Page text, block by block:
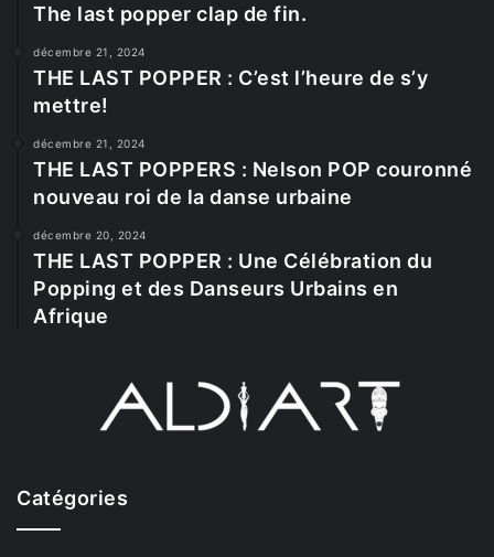
The last popper clap de fin.
décembre 21, 2024
THE LAST POPPER : C’est l’heure de s’y
mettre!
décembre 21, 2024
THE LAST POPPERS : Nelson POP couronné
nouveau roi de la danse urbaine
décembre 20, 2024
THE LAST POPPER : Une Célébration du
Popping et des Danseurs Urbains en
Afrique
Catégories